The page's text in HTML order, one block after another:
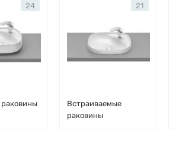
24
Встраиваемые
раковины
21